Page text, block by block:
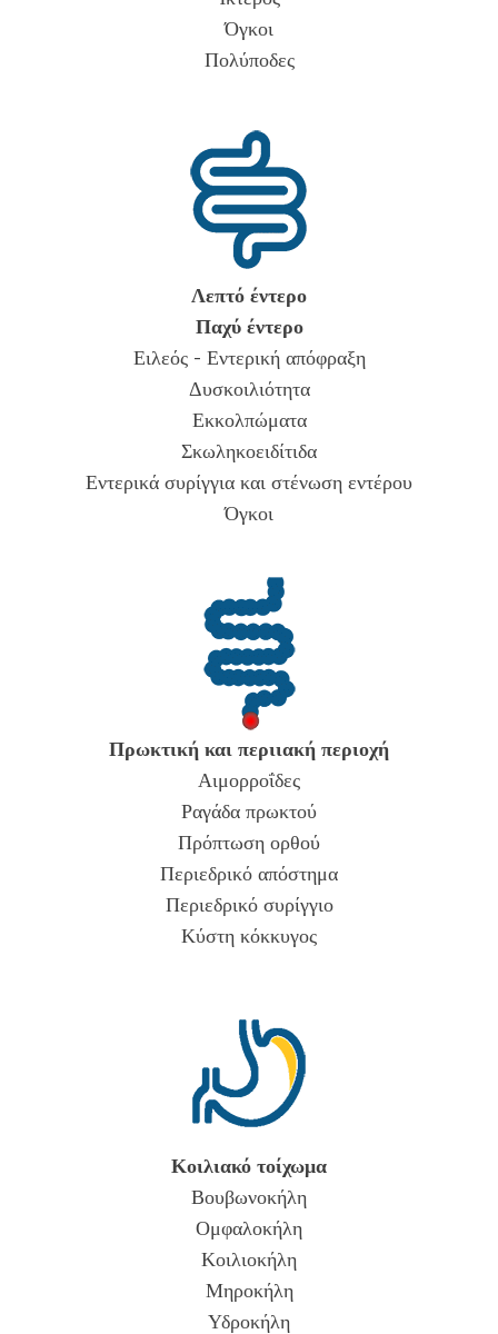
Όγκοι
Πολύποδες
Λεπτό έντερο
Παχύ έντερο
Ειλεός - Εντερική απόφραξη
Δυσκοιλιότητα
Εκκολπώματα
Σκωληκοειδίτιδα
Εντερικά συρίγγια και στένωση εντέρου
Όγκοι
Πρωκτική και περιιακή περιοχή
Αιμορροΐδες
Ραγάδα πρωκτού
Πρόπτωση ορθού
Περιεδρικό απόστημα
Περιεδρικό συρίγγιο
Κύστη κόκκυγος
Κοιλιακό τοίχωμα
Βουβωνοκήλη
Ομφαλοκήλη
Κοιλιοκήλη
Μηροκήλη
Υδροκήλη